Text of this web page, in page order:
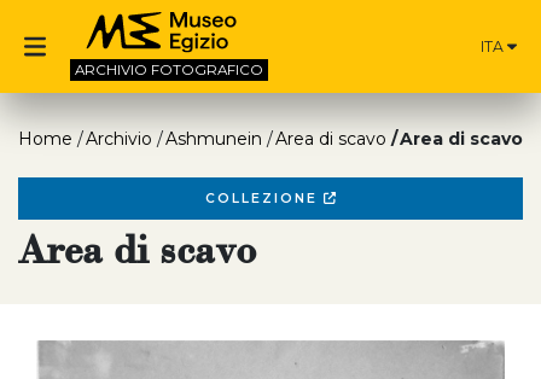
ARCHIVIO FOTOGRAFICO
ITA
Home Archivio Ashmunein Area di scavo Area di scavo
COLLEZIONE
Area di scavo